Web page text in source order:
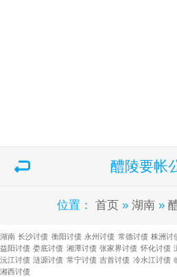
醴陵要帐
位置： 首页» 湖南»
湖南 长沙讨债 衡阳讨债 永州讨债 常德讨债 株洲讨
益阳讨债 娄底讨债 湘潭讨债 张家界讨债 怀化讨债
沅江讨债 涟源讨债 常宁讨债 吉首讨债 冷水江讨债
湘西讨债